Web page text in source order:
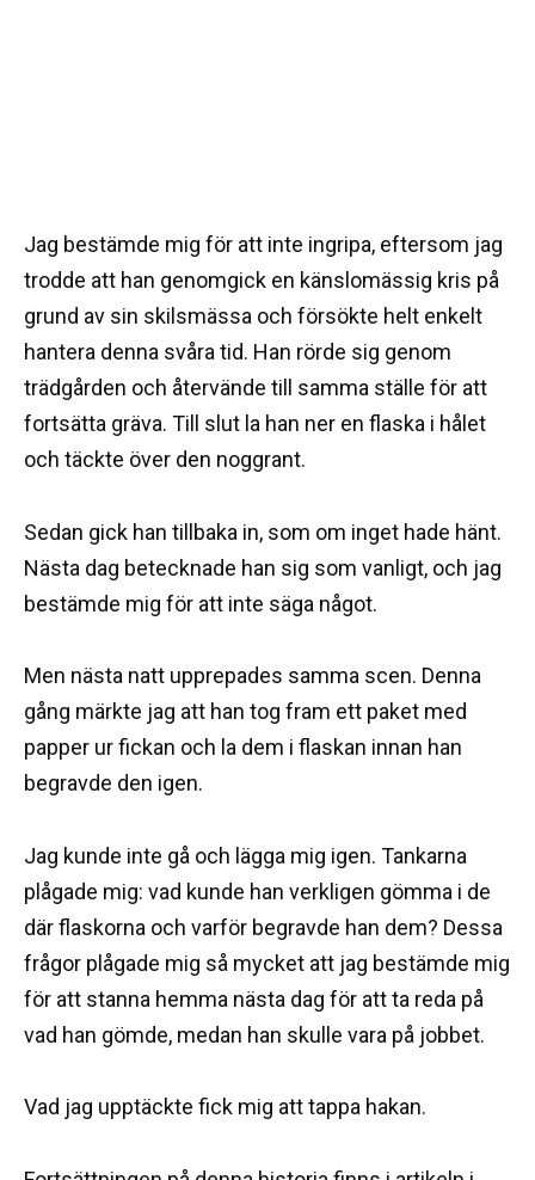
Jag bestämde mig för att inte ingripa, eftersom jag
trodde att han genomgick en känslomässig kris på
grund av sin skilsmässa och försökte helt enkelt
hantera denna svåra tid. Han rörde sig genom
trädgården och återvände till samma ställe för att
fortsätta gräva. Till slut la han ner en flaska i hålet
och täckte över den noggrant.
Sedan gick han tillbaka in, som om inget hade hänt.
Nästa dag betecknade han sig som vanligt, och jag
bestämde mig för att inte säga något.
Men nästa natt upprepades samma scen. Denna
gång märkte jag att han tog fram ett paket med
papper ur fickan och la dem i flaskan innan han
begravde den igen.
Jag kunde inte gå och lägga mig igen. Tankarna
plågade mig: vad kunde han verkligen gömma i de
där flaskorna och varför begravde han dem? Dessa
frågor plågade mig så mycket att jag bestämde mig
för att stanna hemma nästa dag för att ta reda på
vad han gömde, medan han skulle vara på jobbet.
Vad jag upptäckte fick mig att tappa hakan.